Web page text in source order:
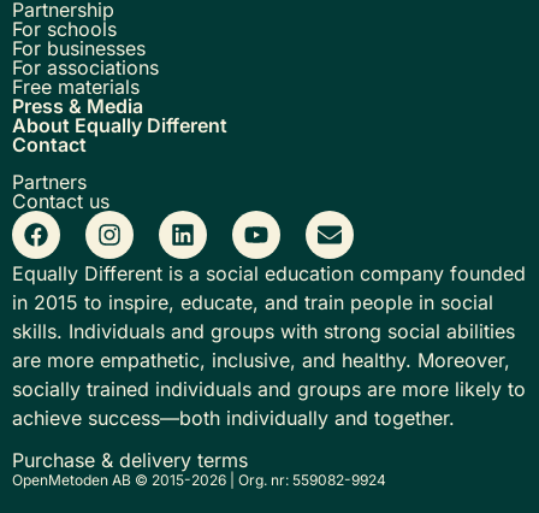
Partnership
For schools
For businesses
For associations
Free materials
Press & Media
About Equally Different
Contact
Partners
Contact us
Equally Different is a social education company founded
in 2015 to inspire, educate, and train people in social
skills. Individuals and groups with strong social abilities
are more empathetic, inclusive, and healthy. Moreover,
socially trained individuals and groups are more likely to
achieve success—both individually and together.
Purchase & delivery terms
OpenMetoden AB © 2015-2026 | Org. nr: 559082-9924